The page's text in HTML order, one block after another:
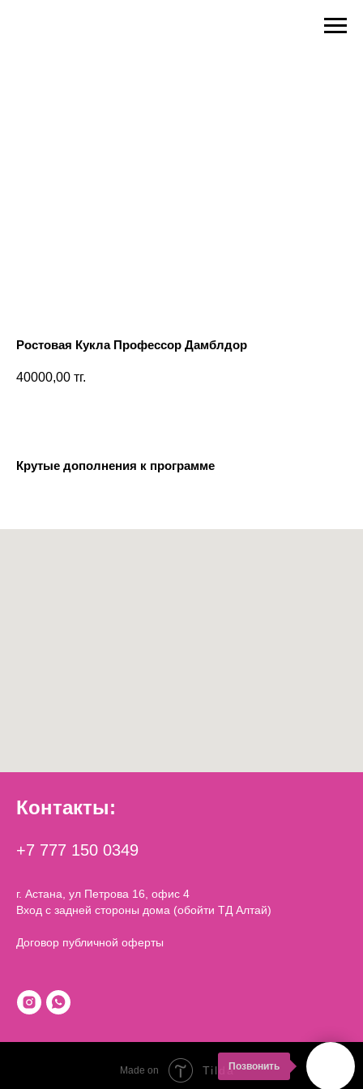
Ростовая Кукла Профессор Дамблдор
40000,00 тг.
Крутые дополнения к программе
Позвонить
Контакты:
+7 777 150 0349
г. Астана, ул Петрова 16, офис 4
Вход с задней стороны дома (обойти ТД Алтай)
Договор публичной оферты
Made on Tilda